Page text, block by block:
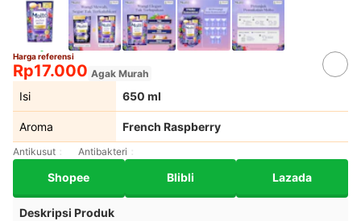
Harga referensi
Rp17.000 Agak Murah
Isi 650 ml
Aroma French Raspberry
Antikusut Antibakteri
Shopee Blibli Lazada
Deskripsi Produk